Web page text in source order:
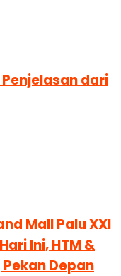
dari
Mall Palu XXI
Ini, HTM &
Depan